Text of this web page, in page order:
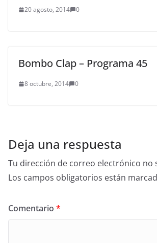
20 agosto, 2014 0
Bombo Clap – Programa 45
8 octubre, 2014 0
Deja una respuesta
Tu dirección de correo electrónico no
Los campos obligatorios están
Comentario *